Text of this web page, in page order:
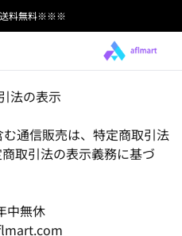
料無料※※※
法の表示
通信販売は、特定商取引法
取引法の表示義務に基づ
中無休